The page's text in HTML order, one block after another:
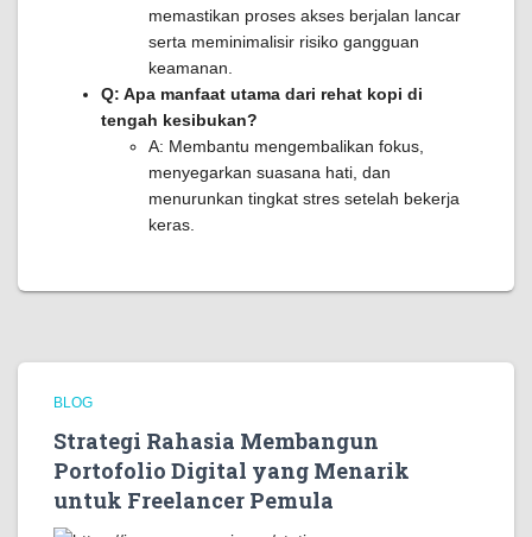
memastikan proses akses berjalan lancar
serta meminimalisir risiko gangguan
keamanan.
Q: Apa manfaat utama dari rehat kopi di
tengah kesibukan?
A: Membantu mengembalikan fokus,
menyegarkan suasana hati, dan
menurunkan tingkat stres setelah bekerja
keras.
BLOG
Strategi Rahasia Membangun
Portofolio Digital yang Menarik
untuk Freelancer Pemula